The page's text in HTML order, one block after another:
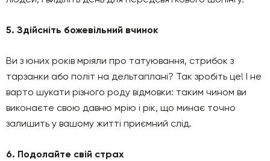
5. Здійсніть божевільний вчинок
Ви з юних років мріяли про татуювання, стрибок з
тарзанки або політ на дельтаплані? Так зробіть це! І не
варто шукати різного роду відмовки: таким чином ви
виконаєте свою давню мрію і рік, що минає точно
залишить у вашому житті приємний слід.
6. Подолайте свій стpaх